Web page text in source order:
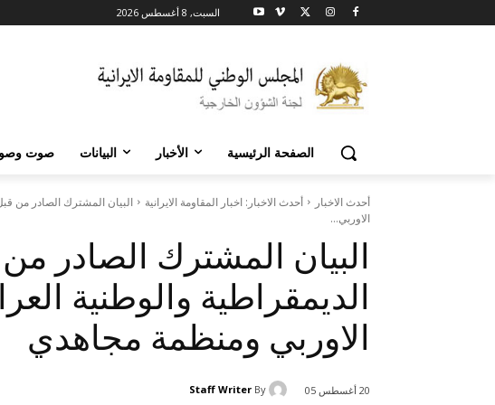
السبت, 8 أغسطس 2026
الصفحة الرئيسية الأخبار البيانات صوت
أحدث الاخبار أحدث الاخبار: اخبار المقاومة الايرانية
البيان المشترك الصادر من
الاوربي...
البيان المشترك الصادر
الديمقراطية والوطنية
الاوربي ومنظمة مجاهدي
20 أغسطس 05 By
Staff Writer